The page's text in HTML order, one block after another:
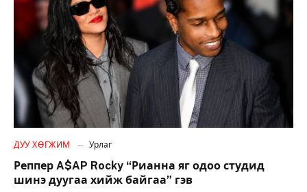
ДУУ ХӨГЖИМ Урлаг
Реппер A$AP Rocky “Рианна яг одоо студид
шинэ дуугаа хийж байгаа” гэв